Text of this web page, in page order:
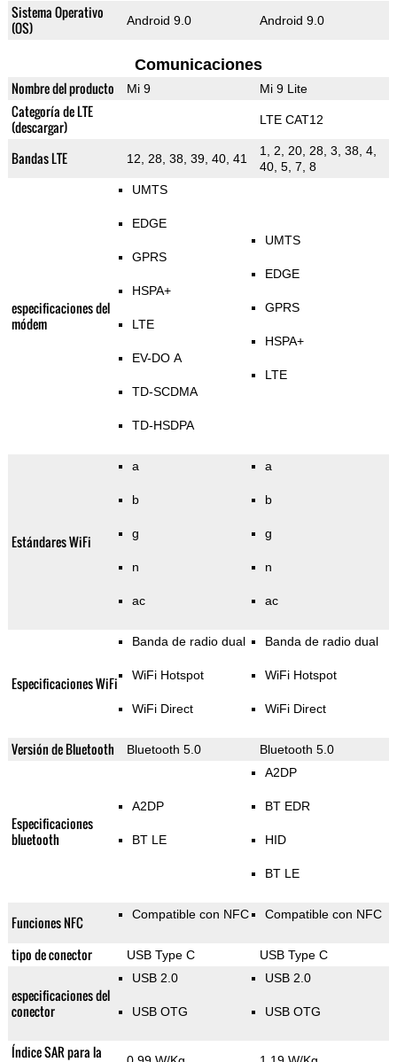
Sistema Operativo
(OS)
Android 9.0 Android 9.0
Comunicaciones
Nombre del producto Mi 9 Mi 9 Lite
Categoría de LTE
(descargar)
LTE CAT12
Bandas LTE 12, 28, 38, 39, 40, 41
1, 2, 20, 28, 3, 38, 4,
40, 5, 7, 8
especificaciones del
módem
UMTS
EDGE
GPRS
HSPA+
LTE
EV-DO A
TD-SCDMA
TD-HSDPA
UMTS
EDGE
GPRS
HSPA+
LTE
Estándares WiFi
a
b
g
n
ac
a
b
g
n
ac
Especificaciones WiFi
Banda de radio dual
WiFi Hotspot
WiFi Direct
Banda de radio dual
WiFi Hotspot
WiFi Direct
Versión de Bluetooth Bluetooth 5.0 Bluetooth 5.0
Especificaciones
bluetooth
A2DP
BT LE
A2DP
BT EDR
HID
BT LE
Funciones NFC Compatible con NFC Compatible con NFC
tipo de conector USB Type C USB Type C
especificaciones del
conector
USB 2.0
USB OTG
USB 2.0
USB OTG
Índice SAR para la